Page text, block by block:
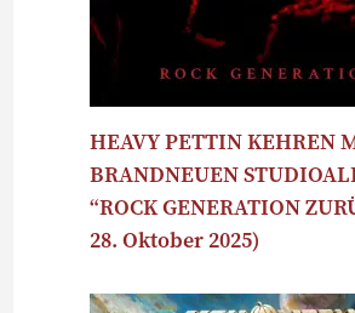
HEAVY PETTIN KEHREN
BRANDNEUEN
“ROCK GENERATION
28. Oktober 2025)